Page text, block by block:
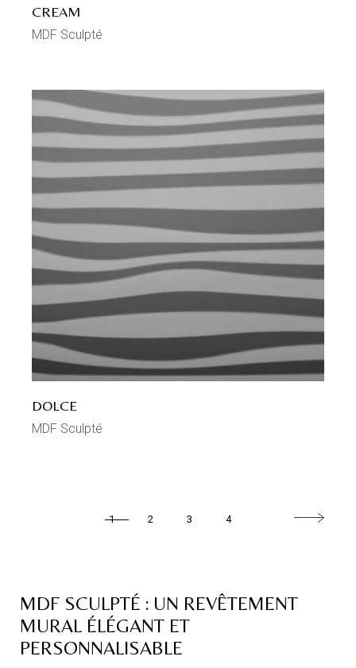
CREAM
MDF Sculpté
DOLCE
MDF Sculpté
1 2 3 4
MDF SCULPTÉ : UN REVÊTEMENT
MURAL ÉLÉGANT ET
PERSONNALISABLE